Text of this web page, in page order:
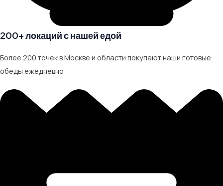
200+ локаций с нашей едой
Более 200 точек в Москве и области покупают наши готовые
обеды ежедневно